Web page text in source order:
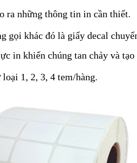
ra những thông tin in cần thiết.
gọi khác đó là giấy decal
in khiến chúng tan chảy và
1, 2, 3, 4 tem/hàng.